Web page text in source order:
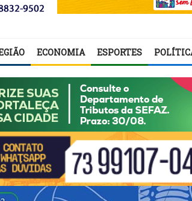
ECONOMIA ESPORTES